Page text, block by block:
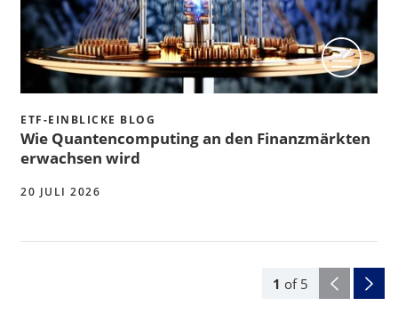
1 of 5
ETF-EINBLICKE BLOG
Wie Quantencomputing an den Finanzmärkten
erwachsen wird
20 JULI 2026